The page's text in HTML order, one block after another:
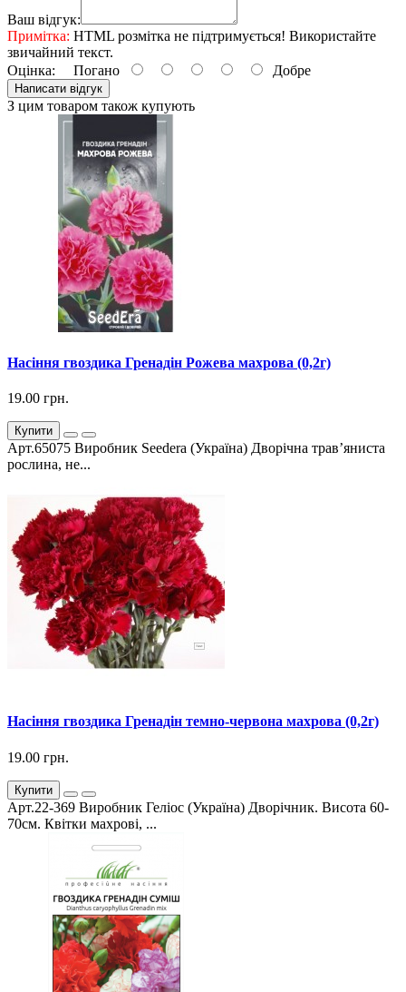
Ваш відгук:
Примітка: HTML розмітка не підтримується! Використайте
звичайний текст.
Оцінка: Погано Добре
Написати відгук
З цим товаром також купують
Насіння гвоздика Гренадін Рожева махрова (0,2г)
19.00 грн.
Купити
Арт.65075 Виробник Seedera (Україна) Дворічна трав’яниста
рослина, не...
Насіння гвоздика Гренадін темно-червона махрова (0,2г)
19.00 грн.
Купити
Арт.22-369 Виробник Геліос (Україна) Дворічник. Висота 60-
70см. Квітки махрові, ...